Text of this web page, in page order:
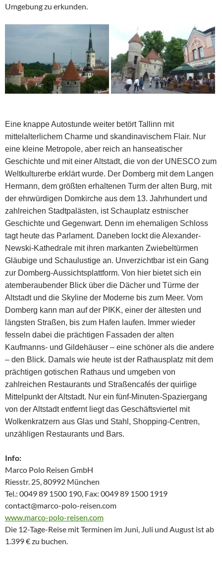
Umgebung zu erkunden.
Eine knappe Autostunde weiter betört Tallinn mit
mittelalterlichem Charme und skandinavischem Flair. Nur
eine kleine Metropole, aber reich an hanseatischer
Geschichte und mit einer Altstadt, die von der UNESCO zum
Weltkulturerbe erklärt wurde. Der Domberg mit dem Langen
Hermann, dem größten erhaltenen Turm der alten Burg, mit
der ehrwürdigen Domkirche aus dem 13. Jahrhundert und
zahlreichen Stadtpalästen, ist Schauplatz estnischer
Geschichte und Gegenwart. Denn im ehemaligen Schloss
tagt heute das Parlament. Daneben lockt die Alexander-
Newski-Kathedrale mit ihren markanten Zwiebeltürmen
Gläubige und Schaulustige an. Unverzichtbar ist ein Gang
zur Domberg-Aussichtsplattform. Von hier bietet sich ein
atemberaubender Blick über die Dächer und Türme der
Altstadt und die Skyline der Moderne bis zum Meer. Vom
Domberg kann man auf der PIKK, einer der ältesten und
längsten Straßen, bis zum Hafen laufen. Immer wieder
fesseln dabei die prächtigen Fassaden der alten
Kaufmanns- und Gildehäuser – eine schöner als die andere
– den Blick. Damals wie heute ist der Rathausplatz mit dem
prächtigen gotischen Rathaus und umgeben von
zahlreichen Restaurants und Straßencafés der quirlige
Mittelpunkt der Altstadt. Nur ein fünf-Minuten-Spaziergang
von der Altstadt entfernt liegt das Geschäftsviertel mit
Wolkenkratzern aus Glas und Stahl, Shopping-Centren,
unzähligen Restaurants und Bars.
Info:
Marco Polo Reisen GmbH
Riesstr. 25, 80992 München
Tel.: 0049 89 1500 190, Fax: 0049 89 1500 1919
contact@marco-polo-reisen.com
www.marco-polo-reisen.com
Die 12-Tage-Reise mit Terminen im Juni, Juli und August ist ab
1.399 € zu buchen.